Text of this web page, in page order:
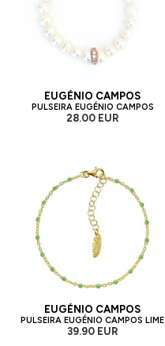
EUGÉNIO CAMPOS
PULSEIRA EUGÉNIO CAMPOS
28.00 EUR
EUGÉNIO CAMPOS
PULSEIRA EUGÉNIO CAMPOS LIME
39.90 EUR